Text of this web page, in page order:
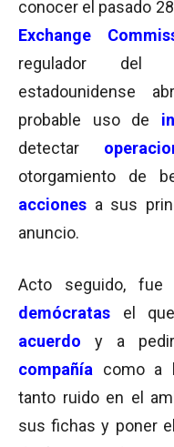
conocer el pasado
Exchange
regulador del
estadounidense
probable uso de
detectar
otorgamiento de
acciones a sus
anuncio.
Acto seguido,
demócratas
el
acuerdo y a
compañía como a
tanto ruido en el
sus fichas y poner el